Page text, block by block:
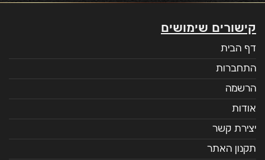
קישורים שימושים
דף הבית
התחברות
הרשמה
אודות
יצירת קשר
תקנון האתר